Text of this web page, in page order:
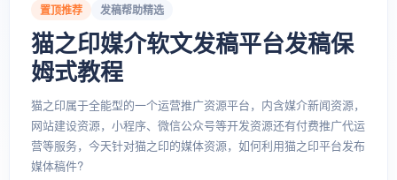
置顶推荐 发稿帮助精选
猫之印媒介软文发稿平台发稿保
姆式教程
猫之印属于全能型的一个运营推广资源平台，内含媒介新闻资源，
网站建设资源，小程序、微信公众号等开发资源还有付费推广代运
营等服务，今天针对猫之印的媒体资源，如何利用猫之印平台发布
媒体稿件?